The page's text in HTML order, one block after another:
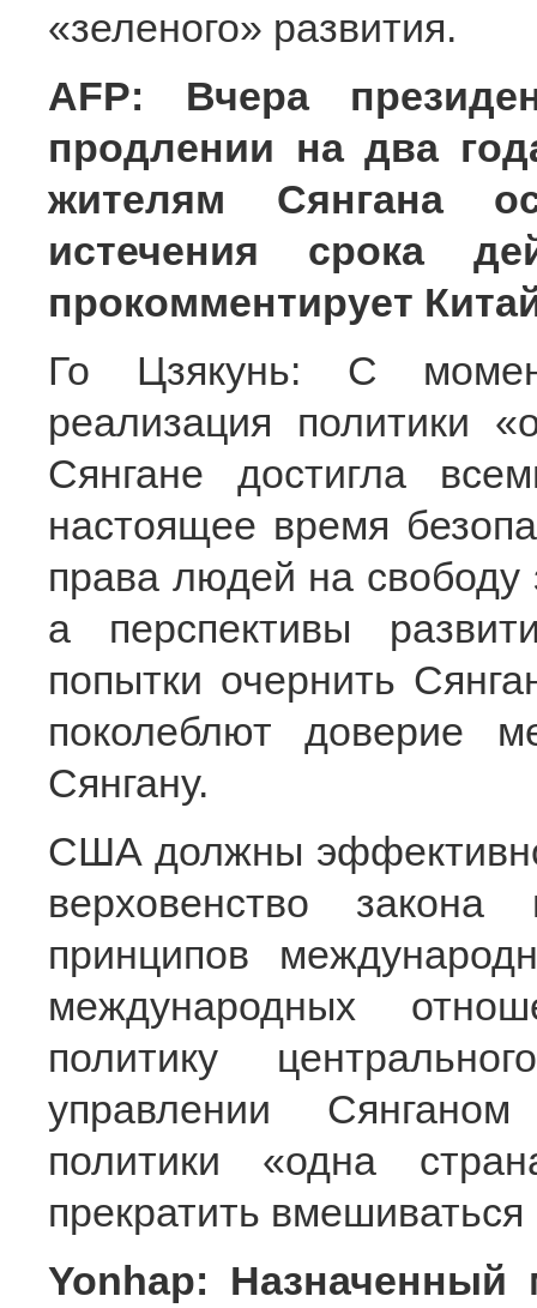
«зеленого» развития.
AFP: Вчера
продлении на два
жителям Сянгана
истечения срока
прокомментирует
Го Цзякунь: С
реализация политики
Сянгане достигла
настоящее время
права людей на
а перспективы
попытки очернить
поколеблют доверие
Сянгану.
США должны
верховенство
принципов
международных
политику
управлении
политики «одна
прекратить
Yonhap: